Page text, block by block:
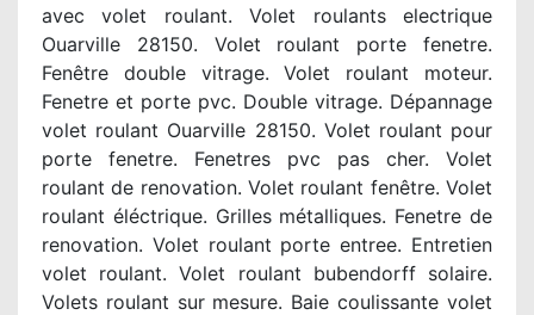
avec volet roulant. Volet roulants electrique
Ouarville 28150. Volet roulant porte fenetre.
Fenêtre double vitrage. Volet roulant moteur.
Fenetre et porte pvc. Double vitrage. Dépannage
volet roulant Ouarville 28150. Volet roulant pour
porte fenetre. Fenetres pvc pas cher. Volet
roulant de renovation. Volet roulant fenêtre. Volet
roulant éléctrique. Grilles métalliques. Fenetre de
renovation. Volet roulant porte entree. Entretien
volet roulant. Volet roulant bubendorff solaire.
Volets roulant sur mesure. Baie coulissante volet